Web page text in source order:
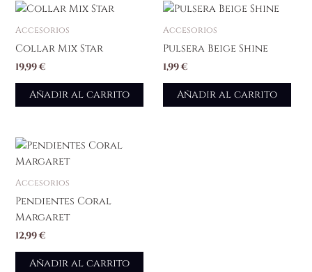
Accesorios
Collar Mix Star
19,99€
Añadir al carrito
Accesorios
Pulsera Beige Shine
1,99€
Añadir al carrito
Accesorios
Pendientes Coral
Margaret
12,99€
Añadir al carrito